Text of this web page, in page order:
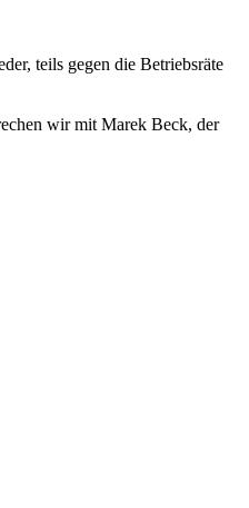
teils gegen die Betriebsräte
wir mit Marek Beck, der